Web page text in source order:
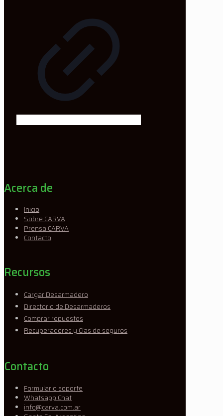
Acerca de
Inicio
Sobre CARVA
Prensa CARVA
Contacto
Recursos
Cargar Desarmadero
Directorio de Desarmaderos
Comprar repuestos
Recuperadores y Cías de seguros
Contacto
Formulario soporte
Whatsapp Chat
info@carva.com.ar